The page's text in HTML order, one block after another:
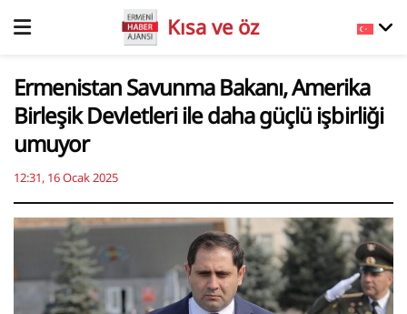
Kısa ve öz
Ermenistan Savunma Bakanı, Amerika
Birleşik Devletleri ile daha güçlü işbirliği
umuyor
12:31, 16 Ocak 2025